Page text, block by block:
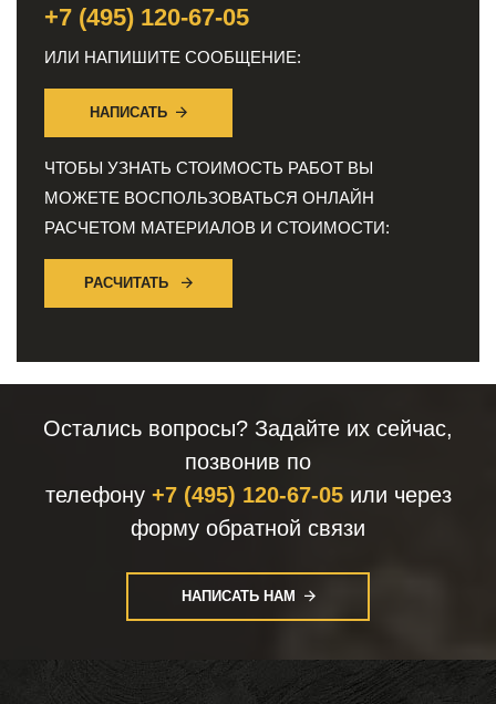
+7 (495) 120-67-05
ИЛИ НАПИШИТЕ СООБЩЕНИЕ:
НАПИСАТЬ
ЧТОБЫ УЗНАТЬ СТОИМОСТЬ РАБОТ ВЫ
МОЖЕТЕ ВОСПОЛЬЗОВАТЬСЯ ОНЛАЙН
РАСЧЕТОМ МАТЕРИАЛОВ И СТОИМОСТИ:
РАСЧИТАТЬ
Остались вопросы? Задайте их сейчас,
позвонив по
телефону +7 (495) 120-67-05или через
форму обратной связи
НАПИСАТЬ НАМ